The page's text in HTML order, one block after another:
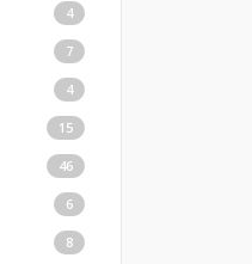
4
7
4
15
46
6
8